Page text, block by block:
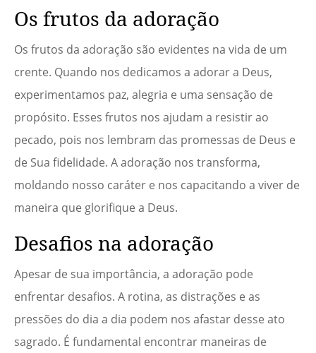
Os frutos da adoração
Os frutos da adoração são evidentes na vida de um
crente. Quando nos dedicamos a adorar a Deus,
experimentamos paz, alegria e uma sensação de
propósito. Esses frutos nos ajudam a resistir ao
pecado, pois nos lembram das promessas de Deus e
de Sua fidelidade. A adoração nos transforma,
moldando nosso caráter e nos capacitando a viver de
maneira que glorifique a Deus.
Desafios na adoração
Apesar de sua importância, a adoração pode
enfrentar desafios. A rotina, as distrações e as
pressões do dia a dia podem nos afastar desse ato
sagrado. É fundamental encontrar maneiras de